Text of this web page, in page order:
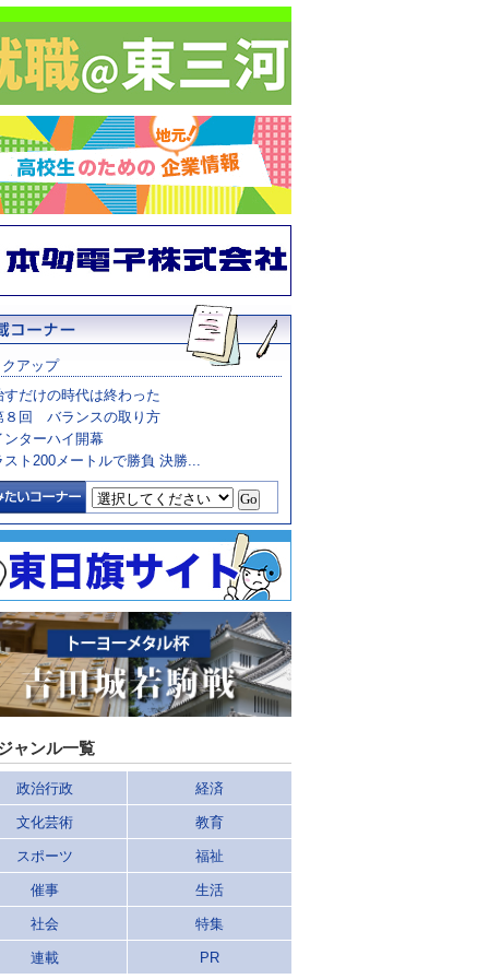
アップ
すだけの時代は終わった
８回 バランスの取り方
ンターハイ開幕
スト200メートルで勝負 決勝...
ャンル一覧
政治行政 経済
文化芸術 教育
スポーツ 福祉
催事 生活
社会 特集
連載 PR